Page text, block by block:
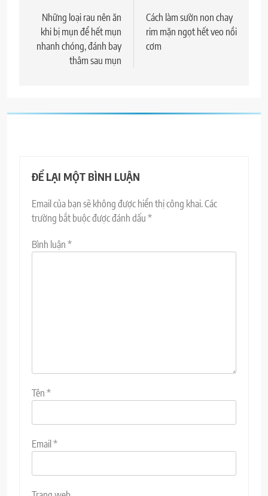
hướng
bài
Những loại rau nên ăn
khi bị mụn để hết mụn
nhanh chóng, đánh bay
thâm sau mụn
Cách làm sườn non chay
rim mặn ngọt hết veo nồi
cơm
ĐỂ LẠI MỘT BÌNH LUẬN
Email của bạn sẽ không được hiển thị công khai.Các
trường bắt buộc được đánh dấu *
Bình luận *
Tên *
Email*